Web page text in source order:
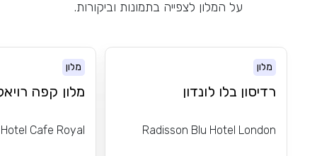
על המלון לצפייה בתמונות וביקורות.
מלון
רדיסון בלו לונדון
Radisson Blu Hotel London
מלון
מלון קפה
Hotel Cafe Royal